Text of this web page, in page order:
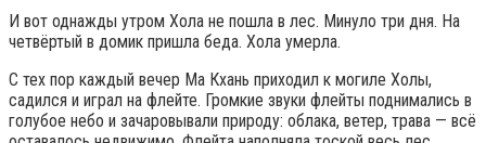
И вот однажды утром Хола не пошла в лес. Минуло три дня. На
четвёртый в домик пришла беда. Хола умерла.
С тех пор каждый вечер Ма Кхань приходил к могиле Холы,
садился и играл на флейте. Громкие звуки флейты поднимались в
голубое небо и зачаровывали природу: облака, ветер, трава — всё